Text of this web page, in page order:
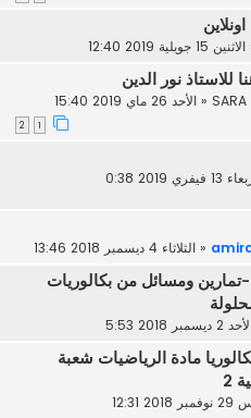
الاثنين 15 جويلية 2019 12:40
نور الدين
« الأحد 26 ماي 2019 15:40
2019 0:38
« الثلاثاء 4 ديسمبر 2018 13:46
ومسائل من بكالوريات
2 ديسمبر 2018 5:53
مادة الرياضيات شعبة
2
12:31